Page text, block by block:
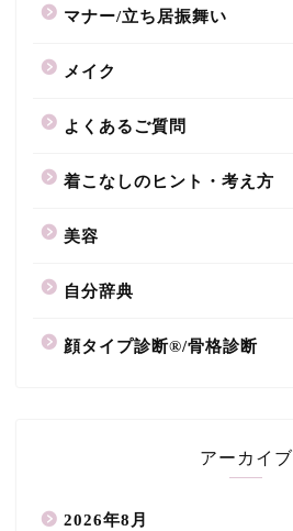
マナー/立ち居振舞い
メイク
よくあるご質問
着こなしのヒント・考え方
美容
自分辞典
顔タイプ診断®/骨格診断
アーカイブ
2026年8月